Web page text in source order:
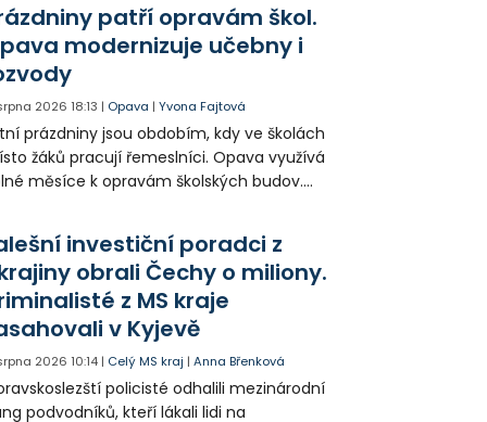
patří opravám škol.
modernizuje učebny i
2026 18:13 | Opava |Yvona Fajtová
prázdniny jsou obdobím, kdy ve školách
žáků pracují řemeslníci. Opava využívá
měsíce k opravám školských budov.
investiční poradci z
obrali Čechy o miliony.
z MS kraje
v Kyjevě
2026 10:14 | Celý MS kraj |Anna Břenková
policisté odhalili mezinárodní
podvodníků, kteří lákali lidi na